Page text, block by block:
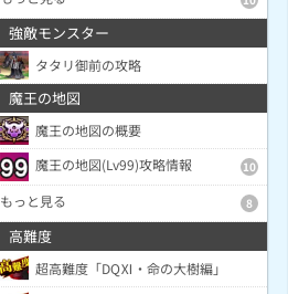
強敵モンスター
タタリ御前の攻略
魔王の地図
魔王の地図の概要
魔王の地図(Lv99)攻略情報
10
もっと見る 8
高難度
超高難度「DQⅪ・命の大樹編」